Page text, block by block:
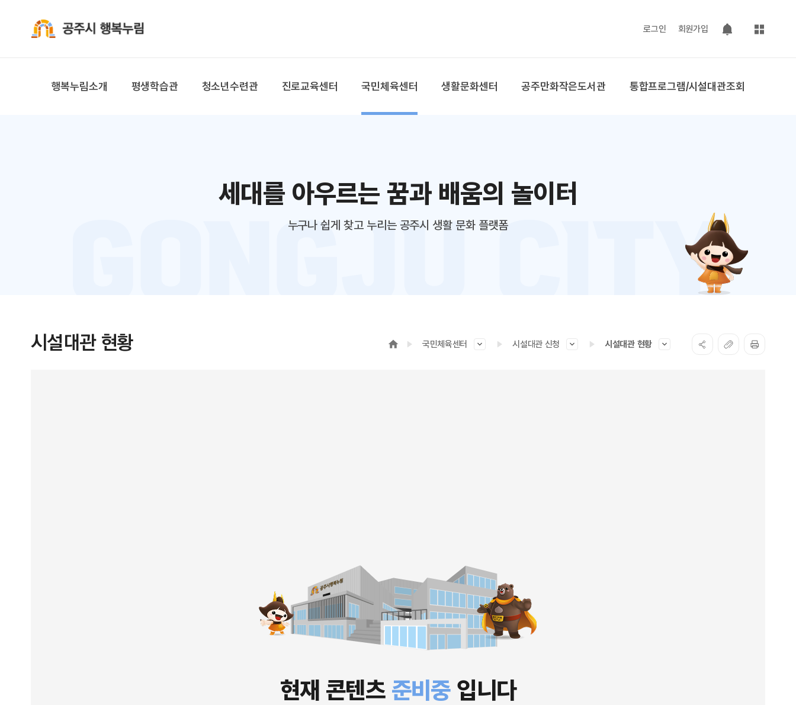
로그인 회원가입
팝업 열기
사이트맵
행복누림소개 평생학습관 청소년수련관 진로교육센터 국민체육센터 생활문화센터 공주만화작은도서관 통합프로그램/시설대관조회
세대를 아우르는 꿈과 배움의 놀이터
누구나 쉽게 찾고 누리는 공주시 생활 문화 플랫폼
시설대관 현황 국민체육센터 시설대관 신청 시설대관 현황
현재 콘텐츠 준비중입니다